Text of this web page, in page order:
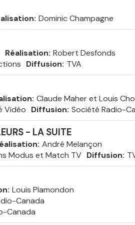
Dominic Champagne
Réalisation Robert Desfonds
Diffusion TVA
Claude Maher et Louis
Vidéo Diffusion Société Radio-
- LA SUITE
André Melançon
Modus et Match TV Diffusion
Louis Plamondon
Canada
Canada